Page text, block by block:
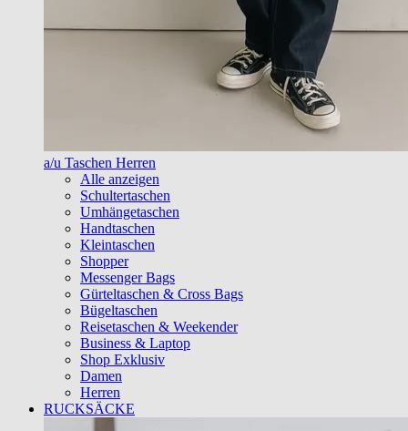
a/u Taschen Herren
Alle anzeigen
Schultertaschen
Umhängetaschen
Handtaschen
Kleintaschen
Shopper
Messenger Bags
Gürteltaschen & Cross Bags
Bügeltaschen
Reisetaschen & Weekender
Business & Laptop
Shop Exklusiv
Damen
Herren
RUCKSÄCKE